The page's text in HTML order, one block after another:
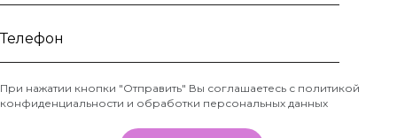
Ваше
Телефон
*
При нажатии кнопки "Отправить" Вы соглашаетесь с политикой
конфиденциальности и обработки персональных данных